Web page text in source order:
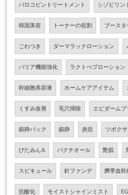
バロコビントリートメント シゾピリン
韓国美容 トーナーの役割 ブースタ
ごわつき ダーマラックローション
バリア機能強化 ラクトぺプローション
幹細胞美容液 ホームケアアイテム
くすみ改善 毛穴掃除 エピダームプ
鎮静パック 鎮静 炎症 ツボク
びたみんA バクチオール 艶肌
スピキュール 針ファンデ 臍帯血
抗酸化 モイストシャインミスト